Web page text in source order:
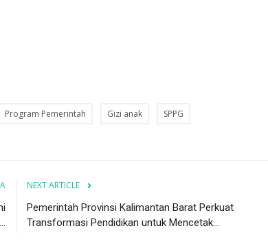
Program Pemerintah Gizi anak SPPG
NEXT ARTICLE
Pemerintah Provinsi Kalimantan Barat Perkuat
Transformasi Pendidikan untuk Mencetak...